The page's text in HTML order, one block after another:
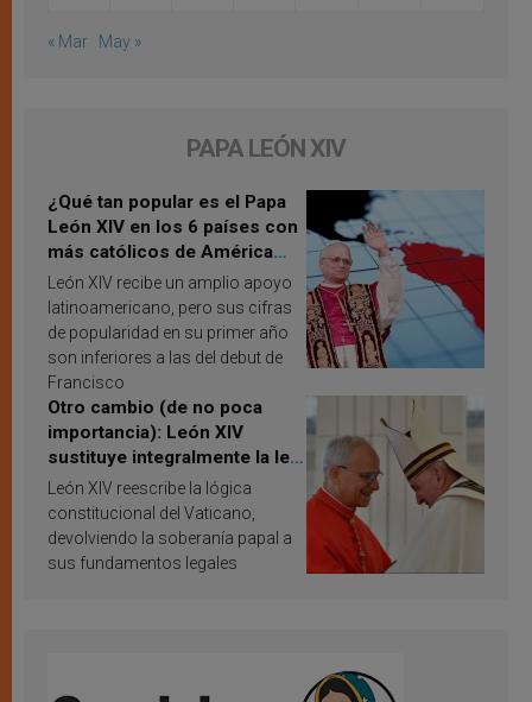
« Mar May »
PAPA LEÓN XIV
¿Qué tan popular es el Papa
León XIV en los 6 países con
más católicos de América
Latina en 2026? Publican
resultados de investigación
León XIV recibe un amplio apoyo
latinoamericano, pero sus cifras
de popularidad en su primer año
son inferiores a las del debut de
Francisco
Otro cambio (de no poca
importancia): León XIV
sustituye integralmente la ley
vaticana de Papa Francisco
León XIV reescribe la lógica
constitucional del Vaticano,
devolviendo la soberanía papal a
sus fundamentos legales